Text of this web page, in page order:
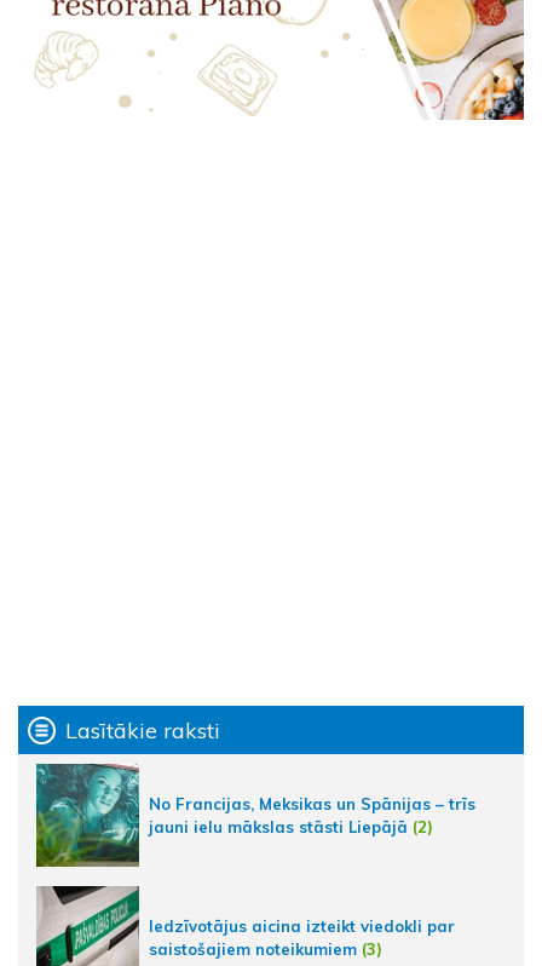
Lasītākie raksti
No Francijas, Meksikas un Spānijas – trīs
jauni ielu mākslas stāsti Liepājā (2)
Iedzīvotājus aicina izteikt viedokli par
saistošajiem noteikumiem (3)